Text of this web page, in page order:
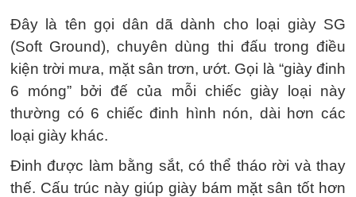
Đây là tên gọi dân dã dành cho loại giày SG
(Soft Ground), chuyên dùng thi đấu trong điều
kiện trời mưa, mặt sân trơn, ướt. Gọi là “giày đinh
6 móng” bởi đế của mỗi chiếc giày loại này
thường có 6 chiếc đinh hình nón, dài hơn các
loại giày khác.
Đinh được làm bằng sắt, có thể tháo rời và thay
thế. Cấu trúc này giúp giày bám mặt sân tốt hơn